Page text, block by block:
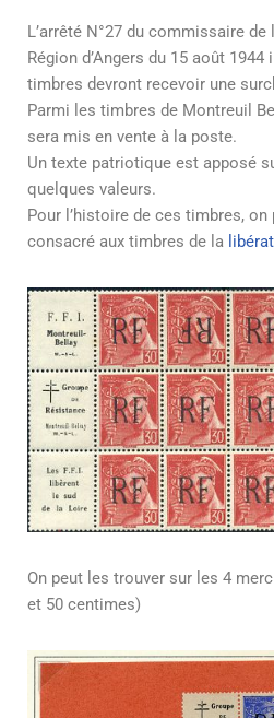
L’arrêté N°27 du commissaire
Région d’Angers du 15 août
timbres devront recevoir une
Parmi les timbres de Montreuil
sera mis en vente à la poste.
Un texte patriotique est apposé
quelques valeurs.
Pour l’histoire de ces timbres,
consacré aux timbres de la
On peut les trouver sur les 4
et 50 centimes)